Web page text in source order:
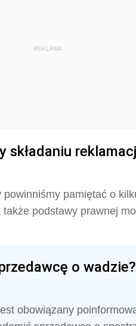
REKLAMA
składaniu
pamiętać o
podstawy prawnej
o wadzie?
obowiązany